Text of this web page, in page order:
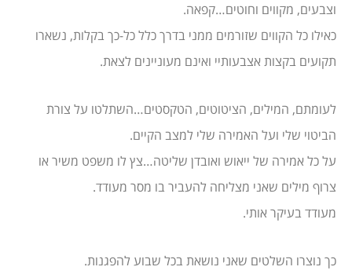
וצבעים, מקווים וחוטים…קפאה.
כאילו כל הקווים שזורמים ממני בדרך כלל כל-כך בקלות, נשארו
תקועים בקצות אצבעותיי ואינם מעוניינים לצאת.
לעומתם, המילים, הציטוטים, הטקסטים…השתלטו על צורת
הביטוי שלי ועל האמירה שלי למצב הקיים.
על כל אמירה של ייאוש ואובדן שליטה…צץ לו משפט משיר או
צרוף מילים שאני מצליחה להעביר בו מסר מעודד.
מעודד בעיקר אותי.
כך נוצרו השלטים שאני נושאת בכל שבוע להפגנות.